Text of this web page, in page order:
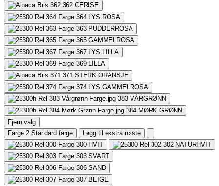
362 CERISE
364 LYS ROSA
363 PUDDERROSA
365 GAMMELROSA
367 LYS LILLA
369 LILLA
371 STERK ORANSJE
374 LYS GAMMELROSA
383 VÅRGRØNN
384 MØRK GRØNN
Fjern valg
Farge 2 Standard farge
Legg til ekstra nøste
300 HVIT 302 NATURHVIT
303 SVART
306 SAND
307 BEIGE